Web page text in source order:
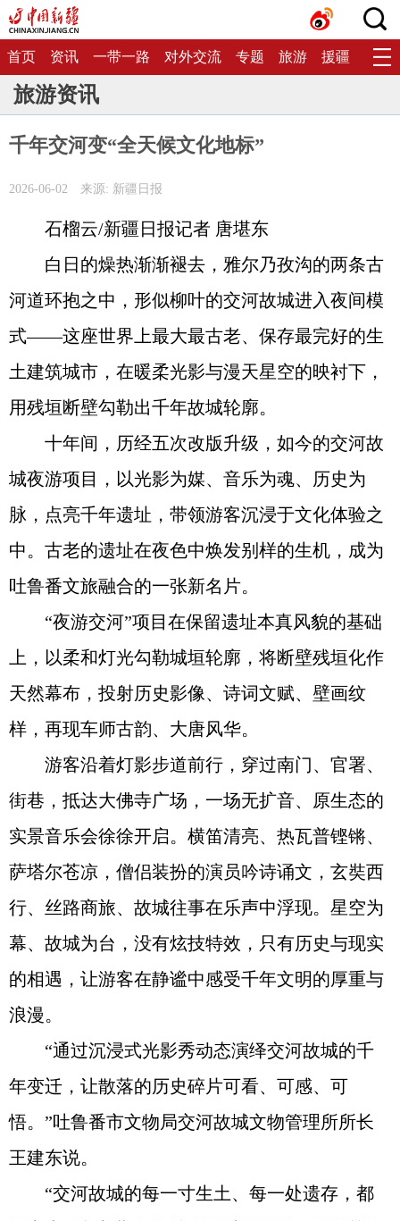
首页 资讯 一带一路 对外交流 专题 旅游 援疆 生态
旅游资讯
千年交河变“全天候文化地标”
2026-06-02 来源: 新疆日报
石榴云/新疆日报记者 唐堪东
白日的燥热渐渐褪去，雅尔乃孜沟的两条古
河道环抱之中，形似柳叶的交河故城进入夜间模
式——这座世界上最大最古老、保存最完好的生
土建筑城市，在暖柔光影与漫天星空的映衬下，
用残垣断壁勾勒出千年故城轮廓。
十年间，历经五次改版升级，如今的交河故
城夜游项目，以光影为媒、音乐为魂、历史为
脉，点亮千年遗址，带领游客沉浸于文化体验之
中。古老的遗址在夜色中焕发别样的生机，成为
吐鲁番文旅融合的一张新名片。
“夜游交河”项目在保留遗址本真风貌的基础
上，以柔和灯光勾勒城垣轮廓，将断壁残垣化作
天然幕布，投射历史影像、诗词文赋、壁画纹
样，再现车师古韵、大唐风华。
游客沿着灯影步道前行，穿过南门、官署、
街巷，抵达大佛寺广场，一场无扩音、原生态的
实景音乐会徐徐开启。横笛清亮、热瓦普铿锵、
萨塔尔苍凉，僧侣装扮的演员吟诗诵文，玄奘西
行、丝路商旅、故城往事在乐声中浮现。星空为
幕、故城为台，没有炫技特效，只有历史与现实
的相遇，让游客在静谧中感受千年文明的厚重与
浪漫。
“通过沉浸式光影秀动态演绎交河故城的千
年变迁，让散落的历史碎片可看、可感、可
悟。”吐鲁番市文物局交河故城文物管理所所长
王建东说。
“交河故城的每一寸生土、每一处遗存，都